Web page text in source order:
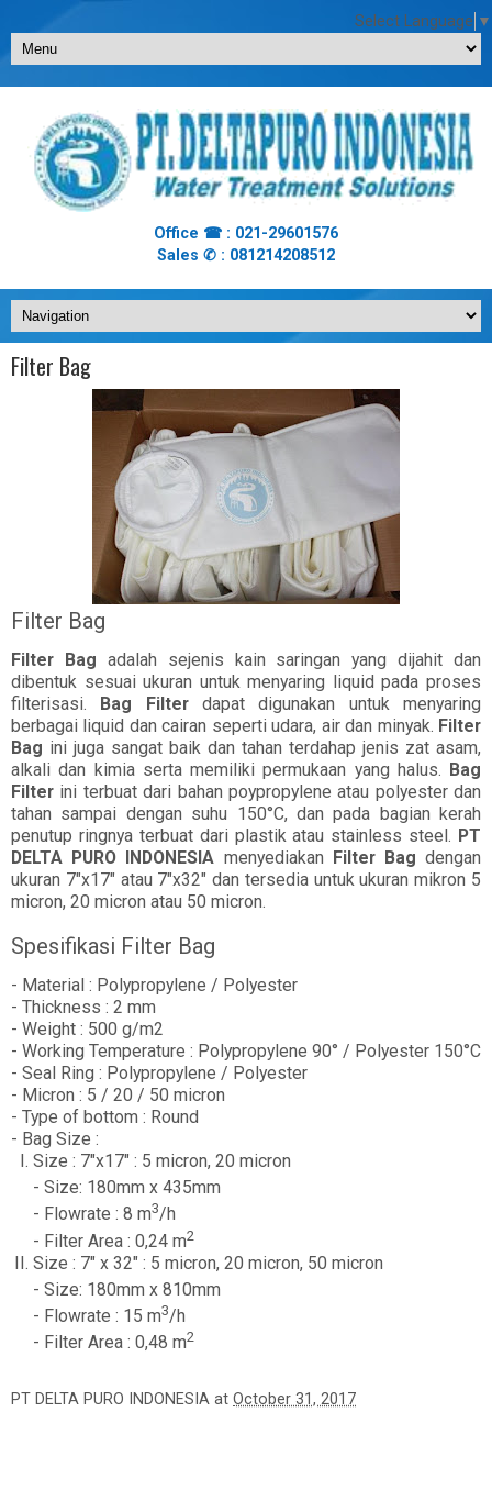
Select Language ▼
Office ☎ : 021-29601576
Sales ✆ : 081214208512
Filter Bag
Filter Bag
Filter Bag adalah sejenis kain saringan yang dijahit dan
dibentuk sesuai ukuran untuk menyaring liquid pada proses
filterisasi.
Bag Filterdapat digunakan untuk menyaring
berbagai liquid dan cairan seperti udara, air dan minyak. Filter
Bag ini juga sangat baik dan tahan terdahap jenis zat asam,
alkali dan kimia serta memiliki permukaan yang halus. Bag
Filter ini terbuat dari bahan poypropylene atau polyester dan
tahan sampai dengan suhu 150°C, dan pada bagian kerah
penutup ringnya terbuat dari plastik atau stainless steel. PT
DELTA PURO INDONESIA menyediakan Filter Bag dengan
ukuran 7"x17" atau 7"x32" dan tersedia untuk ukuran mikron 5
micron, 20 micron atau 50 micron.
Spesifikasi Filter Bag
- Material : Polypropylene / Polyester
- Thickness : 2 mm
- Weight : 500 g/m2
- Working Temperature : Polypropylene 90° / Polyester 150°C
- Seal Ring : Polypropylene / Polyester
- Micron : 5 / 20 / 50 micron
- Type of bottom : Round
- Bag Size :
Size : 7"x17" : 5 micron, 20 micron
- Size: 180mm x 435mm
- Flowrate : 8 m3/h
- Filter Area : 0,24 m2
Size : 7" x 32" : 5 micron, 20 micron, 50 micron
- Size: 180mm x 810mm
- Flowrate : 15 m3/h
- Filter Area : 0,48 m2
PT DELTA PURO INDONESIA at October 31, 2017